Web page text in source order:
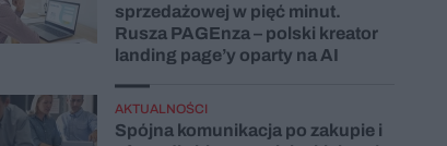
sprzedażowej w pięć minut.
Rusza PAGEnza – polski kreator
landing page’y oparty na AI
AKTUALNOŚCI
Spójna komunikacja po zakupie i